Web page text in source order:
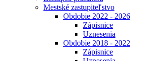
Mestské zastupiteľstvo
Obdobie 2022 - 2026
Zápisnice
Uznesenia
Obdobie 2018 - 2022
Zápisnice